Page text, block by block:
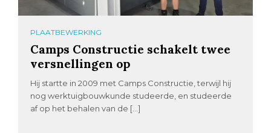
PLAATBEWERKING
Camps Constructie schakelt twee
versnellingen op
Hij startte in 2009 met Camps Constructie, terwijl hij
nog werktuigbouwkunde studeerde, en studeerde
af op het behalen van de […]